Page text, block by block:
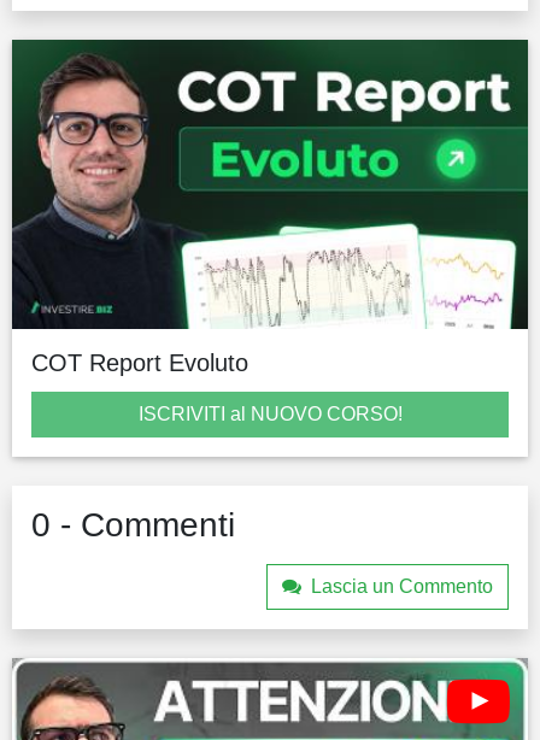
COT Report Evoluto
ISCRIVITI al NUOVO CORSO!
0 - Commenti
Lascia un Commento